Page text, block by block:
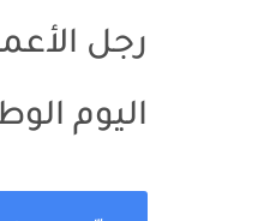
رجل
اليوم